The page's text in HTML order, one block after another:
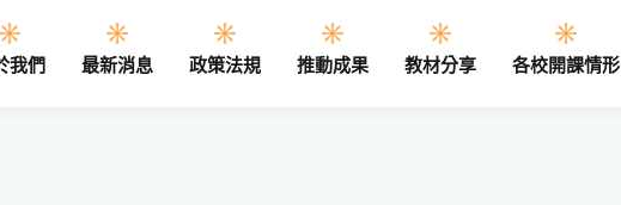
我們 最新消息 政策法規 推動成果 教材分享 各校開課情形